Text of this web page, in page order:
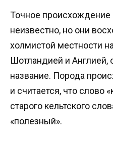
Точное происхождение
неизвестно, но они
холмистой местности
Шотландией и Англией,
название. Порода
и считается, что слово
старого кельтского
«полезный».